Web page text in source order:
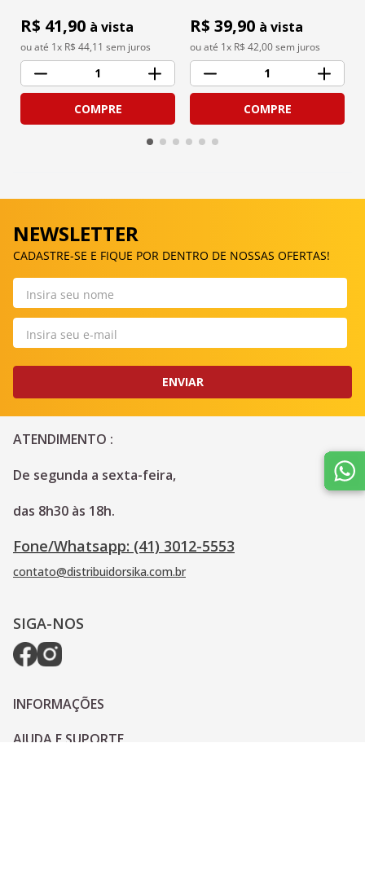
R$ 41,90 à vista
ou até 1x R$ 44,11 sem juros
1
COMPRE
R$ 39,90 à vista
ou até 1x R$ 42,00 sem juros
1
COMPRE
NEWSLETTER
CADASTRE-SE E FIQUE POR DENTRO DE NOSSAS OFERTAS!
ENVIAR
ATENDIMENTO :
De segunda a sexta-feira,
das 8h30 às 18h.
Fone/Whatsapp: (41) 3012-5553
contato@distribuidorsika.com.br
SIGA-NOS
INFORMAÇÕES
AJUDA E SUPORTE